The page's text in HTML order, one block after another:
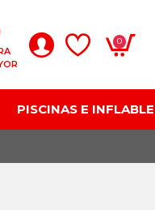
0
PISCINAS E